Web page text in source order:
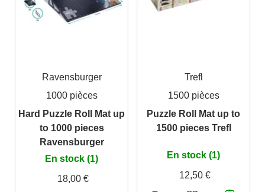
Ravensburger
1000 pièces
Hard Puzzle Roll Mat up
to 1000 pieces
Ravensburger
En stock (1)
18,00 €
Trefl
1500 pièces
Puzzle Roll Mat up to
1500 pieces Trefl
En stock (1)
12,50 €